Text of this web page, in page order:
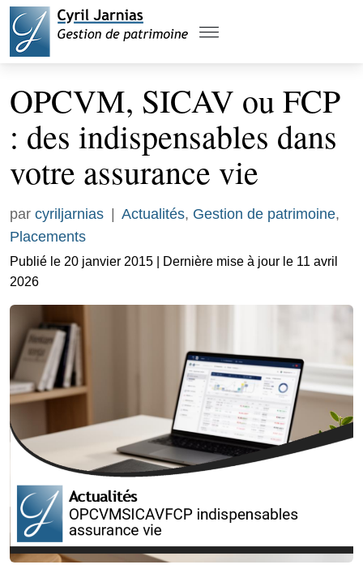
OPCVM, SICAV ou FCP
: des indispensables dans
votre assurance vie
par cyriljarnias Actualités, Gestion de patrimoine,
Placements
Publié le 20 janvier 2015 | Dernière mise à jour le 11 avril
2026